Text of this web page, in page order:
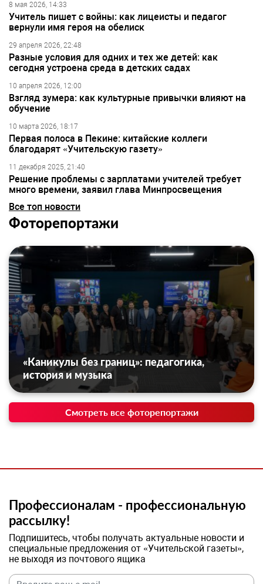
8 мая 2026, 14:33
Учитель пишет с войны: как лицеисты и педагог
вернули имя героя на обелиск
29 апреля 2026, 22:48
Разные условия для одних и тех же детей: как
сегодня устроена среда в детских садах
10 апреля 2026, 12:00
Взгляд зумера: как культурные привычки влияют на
обучение
10 марта 2026, 18:17
Первая полоса в Пекине: китайские коллеги
благодарят «Учительскую газету»
11 декабря 2025, 21:40
Решение проблемы с зарплатами учителей требует
много времени, заявил глава Минпросвещения
Все топ новости
Фоторепортажи
«Каникулы без границ»: педагогика,
история и музыка
Смотреть все фоторепортажи
Профессионалам - профессиональную
рассылку!
Подпишитесь, чтобы получать актуальные новости и
специальные предложения от «Учительской газеты»,
не выходя из почтового ящика